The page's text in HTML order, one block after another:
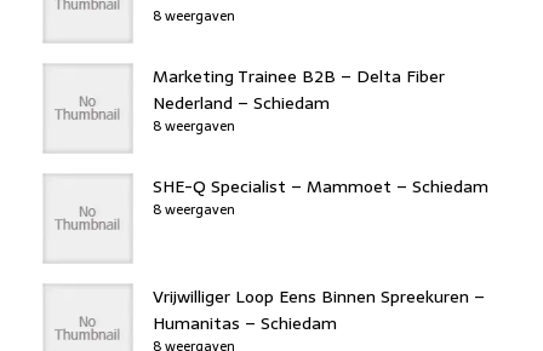
8 weergaven
Marketing Trainee B2B – Delta Fiber
Nederland – Schiedam
8 weergaven
SHE-Q Specialist – Mammoet – Schiedam
8 weergaven
Vrijwilliger Loop Eens Binnen Spreekuren –
Humanitas – Schiedam
8 weergaven